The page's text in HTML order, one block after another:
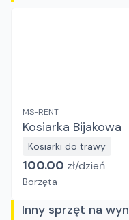
MS-RENT
Kosiarka Bijakowa
Kosiarki do trawy
100.00 zł/dzień
Borzęta
Inny sprzęt na